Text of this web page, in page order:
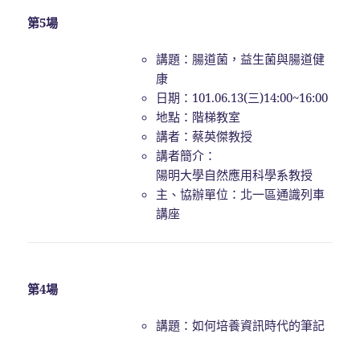
第5場
講題：腸道菌，益生菌與腸道健
康
日期：101.06.13(三)14:00~16:00
地點：階梯教室
講者：蔡英傑教授
講者簡介：
陽明大學自然應用科學系教授
主、協辦單位：北一區通識列車
講座
第4場
講題：如何培養資訊時代的筆記